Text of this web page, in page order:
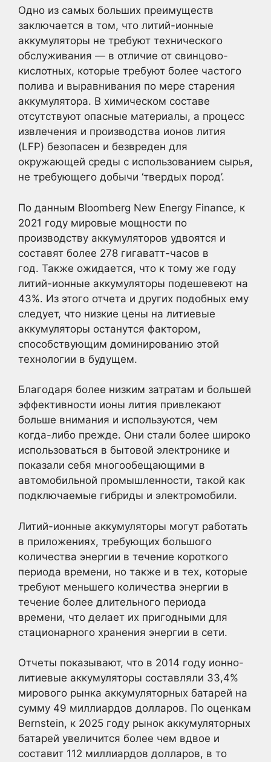
Одно из самых больших преимуществ
заключается в том, что литий-ионные
аккумуляторы не требуют технического
обслуживания — в отличие от свинцово-
кислотных, которые требуют более частого
полива и выравнивания по мере старения
аккумулятора. В химическом составе
отсутствуют опасные материалы, а процесс
извлечения и производства ионов лития
(LFP) безопасен и безвреден для
окружающей среды с использованием сырья,
не требующего добычи ‘твердых пород’.
По данным Bloomberg New Energy Finance, к
2021 году мировые мощности по
производству аккумуляторов удвоятся и
составят более 278 гигаватт-часов в
год. Также ожидается, что к тому же году
литий-ионные аккумуляторы подешевеют на
43%. Из этого отчета и других подобных ему
следует, что низкие цены на литиевые
аккумуляторы останутся фактором,
способствующим доминированию этой
технологии в будущем.
Благодаря более низким затратам и большей
эффективности ионы лития привлекают
больше внимания и используются, чем
когда-либо прежде. Они стали более широко
использоваться в бытовой электронике и
показали себя многообещающими в
автомобильной промышленности, такой как
подключаемые гибриды и электромобили.
Литий-ионные аккумуляторы могут работать
в приложениях, требующих большого
количества энергии в течение короткого
периода времени, но также и в тех, которые
требуют меньшего количества энергии в
течение более длительного периода
времени, что делает их пригодными для
стационарного хранения энергии в сети.
Отчеты показывают, что в 2014 году ионно-
литиевые аккумуляторы составляли 33,4%
мирового рынка аккумуляторных батарей на
сумму 49 миллиардов долларов. По оценкам
Bernstein, к 2025 году рынок аккумуляторных
батарей увеличится более чем вдвое и
составит 112 миллиардов долларов, в то